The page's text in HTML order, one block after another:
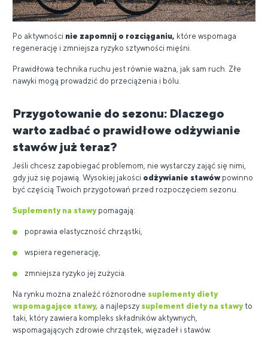
Po aktywności nie zapomnij o rozciąganiu, które wspomaga
regenerację i zmniejsza ryzyko sztywności mięśni.
Prawidłowa technika ruchu jest równie ważna, jak sam ruch. Złe
nawyki mogą prowadzić do przeciążenia i bólu.
Przygotowanie do sezonu: Dlaczego
warto zadbać o prawidłowe odżywianie
stawów już teraz?
Jeśli chcesz zapobiegać problemom, nie wystarczy zająć się nimi,
gdy już się pojawią. Wysokiej jakości odżywianie stawówpowinno
być częścią Twoich przygotowań przed rozpoczęciem sezonu.
Suplementy na stawypomagają:
poprawia elastyczność chrząstki,
wspiera regenerację,
zmniejsza ryzyko jej zużycia.
Na rynku można znaleźć różnorodne suplementy diety
wspomagające stawy, a najlepszy suplement diety na stawyto
taki, który zawiera kompleks składników aktywnych,
wspomagających zdrowie chrząstek, więzadeł i stawów.